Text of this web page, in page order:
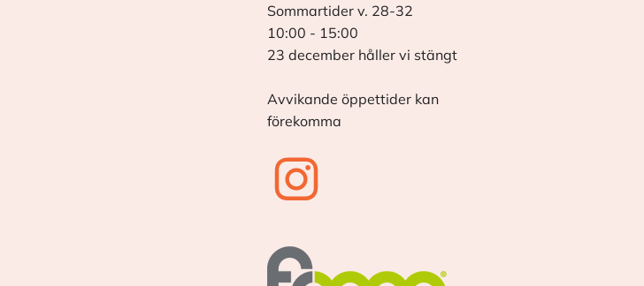
Sommartider v. 28-32
10:00 - 15:00
23 december håller vi stängt
Avvikande öppettider kan
förekomma